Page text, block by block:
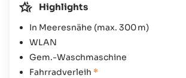
Highlights
In Meeresnähe (max. 300 m)
WLAN
Gem.-Waschmaschine
Fahrradverleih *